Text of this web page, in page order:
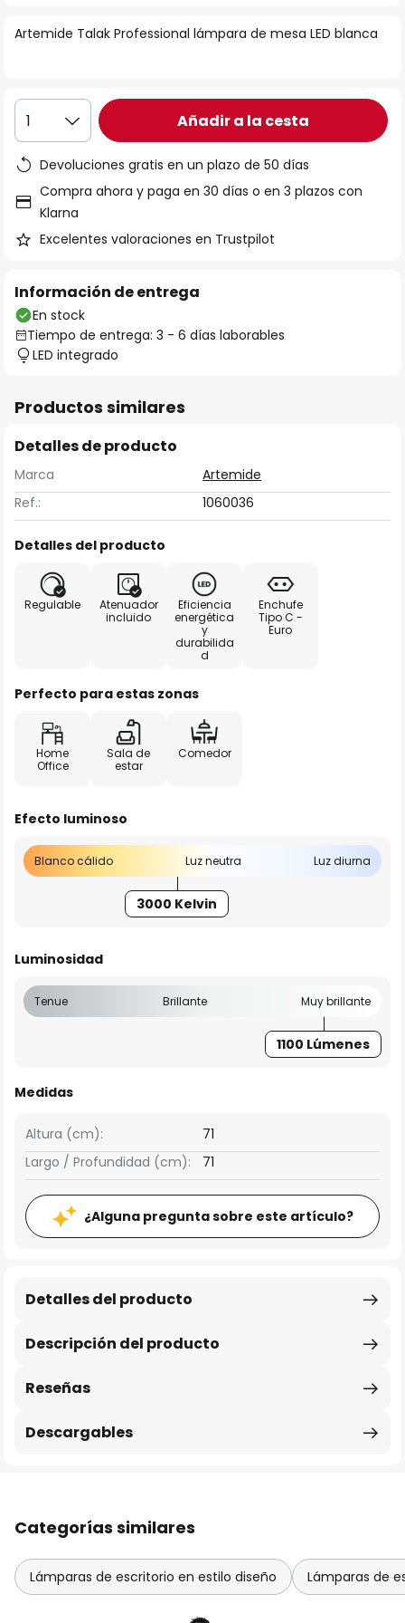
galería
Artemide Talak Professional lámpara de mesa LED blanca
1 Añadir a la cesta
Devoluciones gratis en un plazo de 50 días
Compra ahora y paga en 30 días o en 3 plazos con
Klarna
Excelentes valoraciones en Trustpilot
Información de entrega
En stock
Tiempo de entrega: 3 - 6 días laborables
LED integrado
Productos similares
Detalles de producto
Marca
Artemide
Ref.:
1060036
Detalles del producto
Regulable
Atenuador
incluido
Eficiencia
energética
y
durabilida
d
Enchufe
Tipo C -
Euro
Perfecto para estas zonas
Home
Office
Sala de
estar
Comedor
Efecto luminoso
Blanco cálido Luz neutra Luz diurna
3000 Kelvin
Luminosidad
Tenue Brillante Muy brillante
1100 Lúmenes
Medidas
Altura (cm):
71
Largo / Profundidad (cm):
71
¿Alguna pregunta sobre este artículo?
Descripción del producto
Detalles del producto
Reseñas
Descargables
Categorías similares
Lámparas de escritorio en estilo diseño Lámparas de